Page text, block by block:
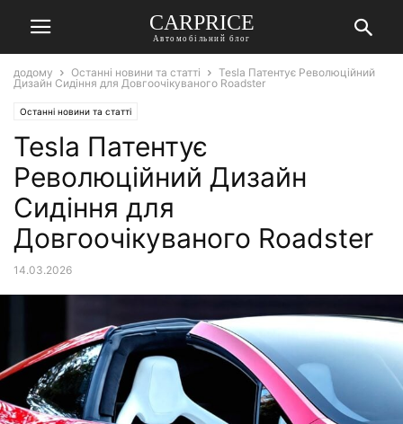
СARPRICE
Автомобільний блог
додому Останні новини та статті
Tesla Патентує Революційний
Дизайн Сидіння для Довгоочікуваного Roadster
Останні новини та статті
Tesla Патентує
Революційний Дизайн
Сидіння для
Довгоочікуваного Roadster
14.03.2026